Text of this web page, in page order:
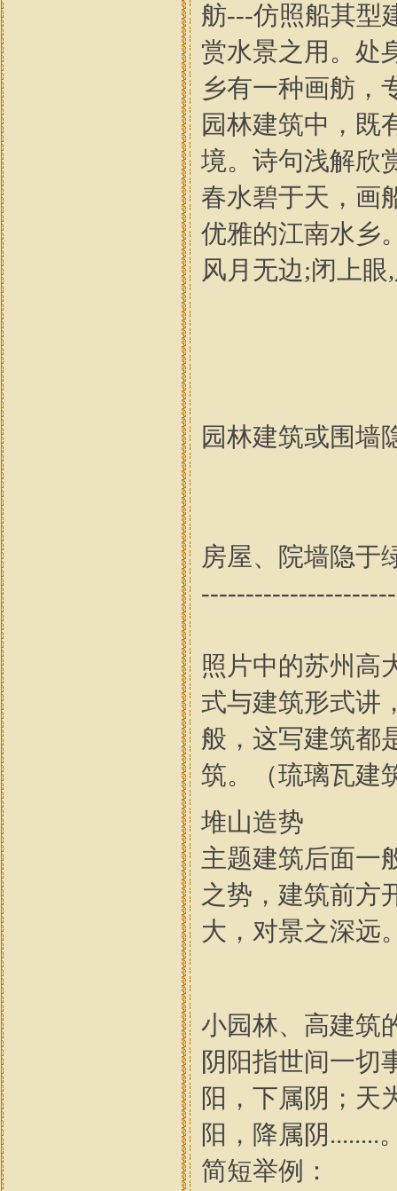
舫---仿照船其型
赏水景之用。处
乡有一种画舫，
园林建筑中，既
境。诗句浅解欣
春水碧于天，画
优雅的江南水乡
风月无边;闭上
园林建筑或围墙
房屋、院墙隐于
照片中的苏州高
式与建筑形式讲
般，这写建筑都
筑。（琉璃瓦建
堆山造势
主题建筑后面一
之势，建筑前方
大，对景之深远
小园林、高建筑
阴阳指世间一切
阳，下属阴；天
阳，降属阴........
简短举例：